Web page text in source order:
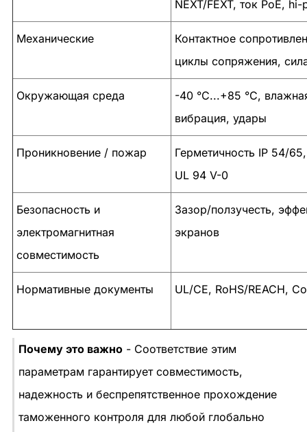
NEXT/FEXT, ток PoE, hi-
Механические
Контактное
циклы сопряжения,
Окружающая среда
-40 °C...+85 °C,
вибрация, удары
Проникновение / пожар
Герметичность IP 54/
UL 94 V-0
Безопасность и
электромагнитная
совместимость
Зазор/ползучесть,
экранов
Нормативные документы UL/CE, RoHS/REACH,
Почему это важно - Соответствие этим
параметрам гарантирует совместимость,
надежность и беспрепятственное прохождение
таможенного контроля для любой глобально